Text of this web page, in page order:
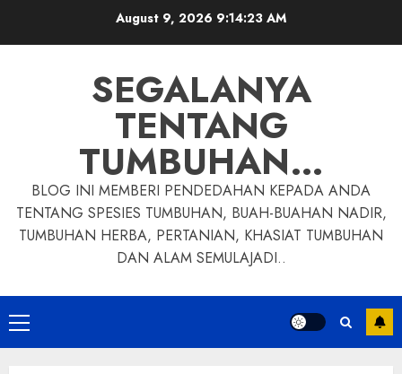
August 9, 2026 9:14:24 AM
SEGALANYA
TENTANG
TUMBUHAN…
BLOG INI MEMBERI PENDEDAHAN KEPADA ANDA
TENTANG SPESIES TUMBUHAN, BUAH-BUAHAN NADIR,
TUMBUHAN HERBA, PERTANIAN, KHASIAT TUMBUHAN
DAN ALAM SEMULAJADI..
Primary
Menu